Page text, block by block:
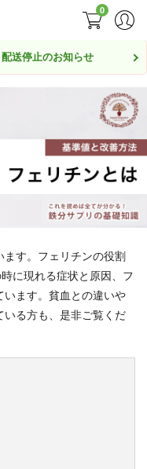
0
送停止のお知らせ
す。フェリチンの役割
に現れる症状と原因、フ
います。貧血との違いや
る方も、是非ご覧くだ